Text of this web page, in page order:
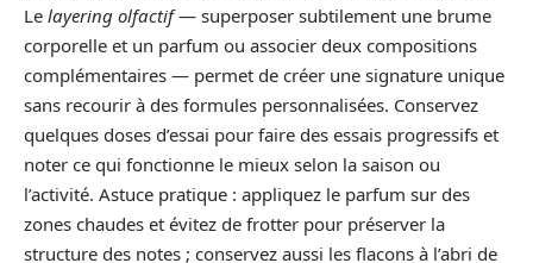
Le layering olfactif— superposer subtilement une brume
corporelle et un parfum ou associer deux compositions
complémentaires — permet de créer une signature unique
sans recourir à des formules personnalisées. Conservez
quelques doses d’essai pour faire des essais progressifs et
noter ce qui fonctionne le mieux selon la saison ou
l’activité. Astuce pratique : appliquez le parfum sur des
zones chaudes et évitez de frotter pour préserver la
structure des notes ; conservez aussi les flacons à l’abri de